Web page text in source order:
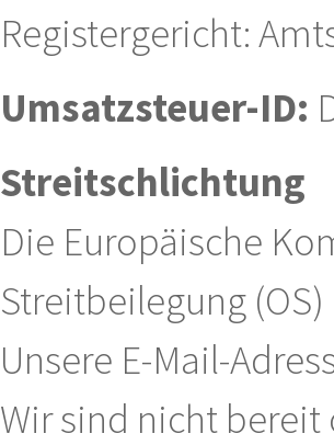
Registergericht:
Umsatzsteuer-ID:
Streitschlichtung
Die Europäische
Streitbeilegung
Unsere E-Mail-
Wir sind nicht